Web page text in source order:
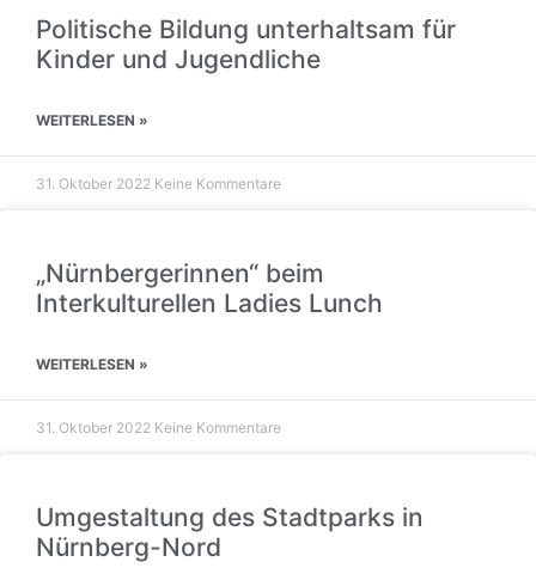
Politische Bildung unterhaltsam für
Kinder und Jugendliche
WEITERLESEN »
31. Oktober 2022 Keine Kommentare
„Nürnbergerinnen“ beim
Interkulturellen Ladies Lunch
WEITERLESEN »
31. Oktober 2022 Keine Kommentare
Umgestaltung des Stadtparks in
Nürnberg-Nord